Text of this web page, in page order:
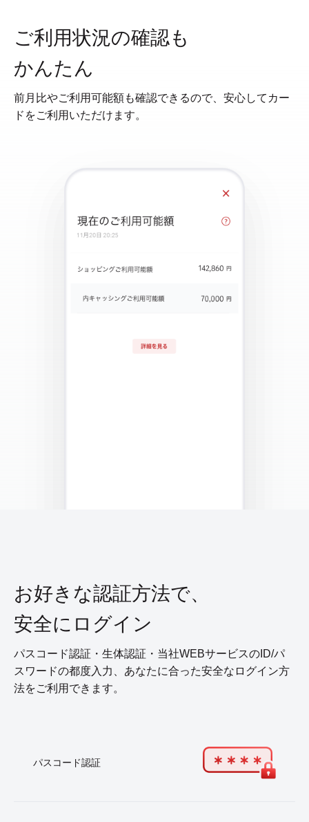
ご利用状況の確認も
かんたん
前月比やご利用可能額も確認できるので、安心してカー
ドをご利用いただけます。
お好きな認証方法で、
安全にログイン
パスコード認証・生体認証・当社WEBサービスのID/パ
スワードの都度入力、あなたに合った安全なログイン方
法をご利用できます。
パスコード認証